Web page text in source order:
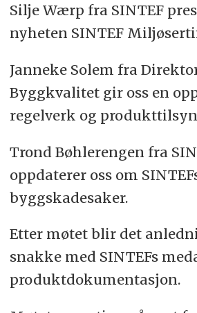
Silje Wærp fra SINTEF
nyheten SINTEF
Janneke Solem fra
Byggkvalitet gir oss en
regelverk og
Trond Bøhlerengen fra
oppdaterer oss om
byggskadesaker.
Etter møtet blir det
snakke med SINTEFs
produktdokumentasjon.